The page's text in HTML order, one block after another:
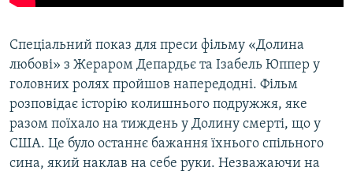
Спеціальний показ для преси фільму «Долина
любові» з Жераром Депардьє та Ізабель Юппер у
головних ролях пройшов напередодні. Фільм
розповідає історію колишнього подружжя, яке
разом поїхало на тиждень у Долину смерті, що у
США. Це було останнє бажання їхнього спільного
сина, який наклав на себе руки. Незважаючи на